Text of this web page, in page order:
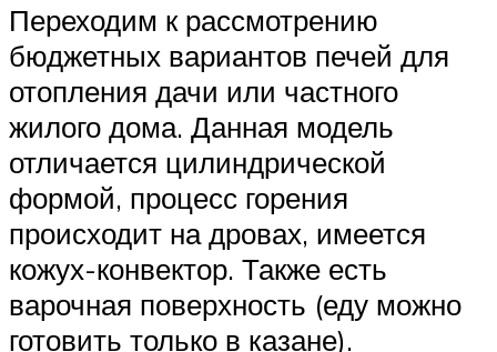
Переходим к рассмотрению
бюджетных вариантов печей для
отопления дачи или частного
жилого дома. Данная модель
отличается цилиндрической
формой, процесс горения
происходит на дровах, имеется
кожух-конвектор. Также есть
варочная поверхность (еду можно
готовить только в казане).